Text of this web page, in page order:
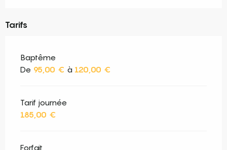
Tarifs
Baptême
De 95,00 € à 120,00 €
Tarif journée
185,00 €
Forfait